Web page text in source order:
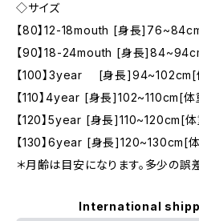
◇サイズ
【80】12-18mouth [身長
【90】18-24mouth [身長
【100】3year [身長
【110】4year [身長]102~110cm[
【120】5year [身長]110~120cm[
【130】6year [身長]120~130cm[
＊月齢は目安になります。多少の誤
International